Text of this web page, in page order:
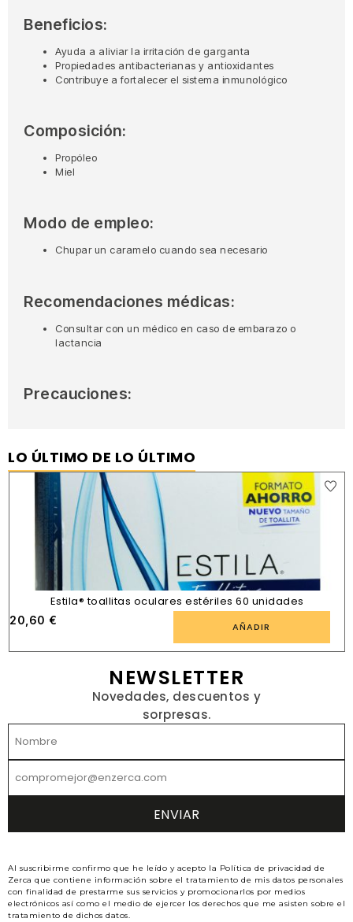
Beneficios:
Ayuda a aliviar la irritación de garganta
Propiedades antibacterianas y antioxidantes
Contribuye a fortalecer el sistema inmunológico
Composición:
Propóleo
Miel
Modo de empleo:
Chupar un caramelo cuando sea necesario
Recomendaciones médicas:
Consultar con un médico en caso de embarazo o
lactancia
Precauciones:
LO ÚLTIMO DE LO ÚLTIMO
Estila® toallitas oculares estériles 60 unidades
20,60 € AÑADIR
NEWSLETTER
Novedades, descuentos y
sorpresas.
Al suscribirme confirmo que he leído y acepto la Política de privacidad de
Zerca que contiene información sobre el tratamiento de mis datos personales
con finalidad de prestarme sus servicios y promocionarlos por medios
electrónicos así como el medio de ejercer los derechos que me asisten sobre el
tratamiento de dichos datos.